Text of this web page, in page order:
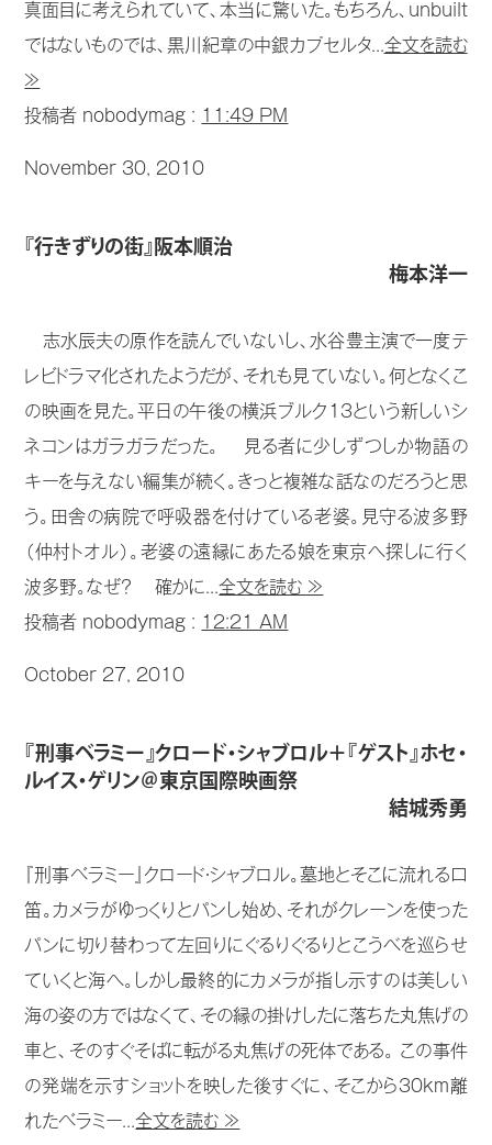
真面目に考えられていて、本当に驚いた。もちろん、unbuilt
ではないものでは、黒川紀章の中銀カプセルタ...全文を読む
≫
投稿者 nobodymag : 11:49 PM
November 30, 2010
『行きずりの街』阪本順治
梅本洋一
志水辰夫の原作を読んでいないし、水谷豊主演で一度テ
レビドラマ化されたようだが、それも見ていない。何となくこ
の映画を見た。平日の午後の横浜ブルク13という新しいシ
ネコンはガラガラだった。 見る者に少しずつしか物語の
キーを与えない編集が続く。きっと複雑な話なのだろうと思
う。田舎の病院で呼吸器を付けている老婆。見守る波多野
（仲村トオル）。老婆の遠縁にあたる娘を東京へ探しに行く
波多野。なぜ？ 確かに...全文を読む ≫
投稿者 nobodymag : 12:21 AM
October 27, 2010
『刑事ベラミー』クロード・シャブロル＋『ゲスト』ホセ・
ルイス・ゲリン＠東京国際映画祭
結城秀勇
『刑事ベラミー』クロード・シャブロル。墓地とそこに流れる口
笛。カメラがゆっくりとパンし始め、それがクレーンを使った
パンに切り替わって左回りにぐるりぐるりとこうべを巡らせ
ていくと海へ。しかし最終的にカメラが指し示すのは美しい
海の姿の方ではなくて、その縁の掛けしたに落ちた丸焦げの
車と、そのすぐそばに転がる丸焦げの死体である。 この事件
の発端を示すショットを映した後すぐに、そこから30km離
れたベラミー...全文を読む ≫